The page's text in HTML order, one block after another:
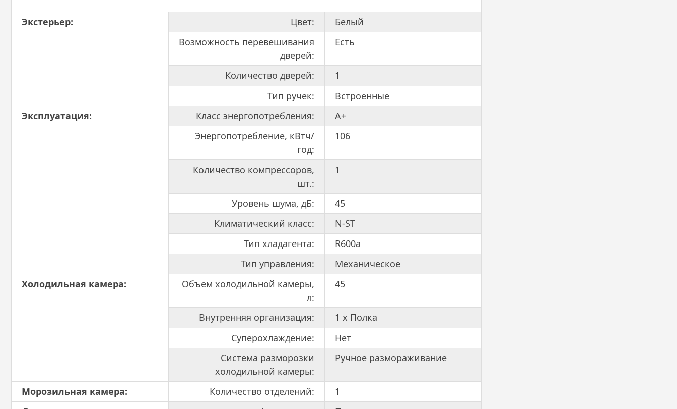
Экстерьер: Цвет:
Белый
Возможность перевешивания
дверей:
Есть
Количество дверей:
1
Тип ручек:
Встроенные
Эксплуатация:
Класс энергопотребления:
A+
Энергопотребление, кВтч/
год:
106
Количество компрессоров,
шт.:
1
Уровень шума, дБ:
45
Климатический класс:
N-ST
Тип хладагента:
R600a
Тип управления:
Механическое
Холодильная камера:
Объем холодильной камеры,
л:
45
Внутренняя организация:
1 х Полка
Суперохлаждение:
Нет
Система разморозки
холодильной камеры:
Ручное размораживание
Морозильная камера: Количество отделений:
1